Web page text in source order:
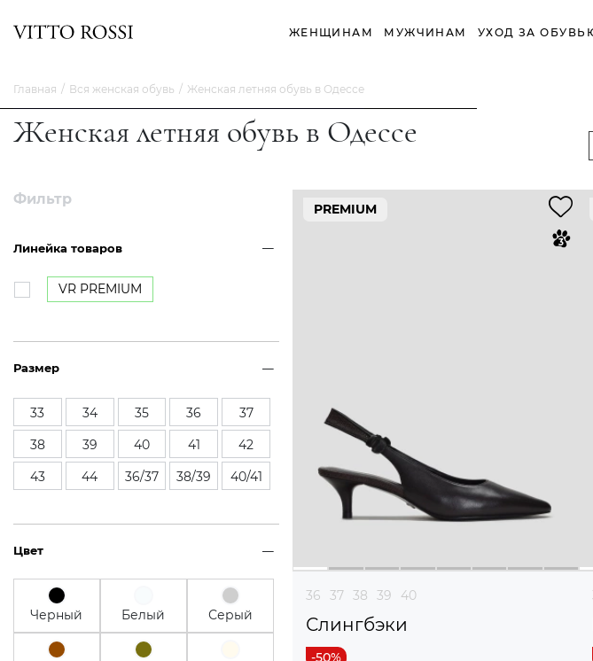
ЖЕНЩИНАМ МУЖЧИНАМ УХОД ЗА
Главная Вся женская обувь Женская летняя обувь в Одессе
Женская летняя обувь в Одессе
Фильтр
Линейка товаров
VR PREMIUM
Размер
33 34 35 36
37
38
39 40 41
42
43
44 36/37 38/39 40/41
Цвет
Черный Белый Серый
PREMIUM
36 37 38 39 40
Слингбэки